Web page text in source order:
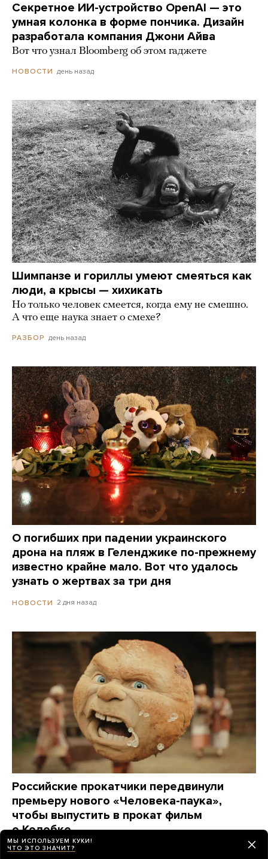
Секретное ИИ-устройство OpenAI — это
умная колонка в форме пончика. Дизайн
разработала компания Джони Айва
Вот что узнал Bloomberg об этом гаджете
НОВОСТИ день назад
Шимпанзе и гориллы умеют смеяться как
люди, а крысы — хихикать
Но только человек смеется, когда ему не смешно.
А что еще наука знает о смехе?
РАЗБОР день назад
О погибших при падении украинского
дрона на пляж в Геленджике по-прежнему
известно крайне мало. Вот что удалось
узнать о жертвах за три дня
НОВОСТИ 2 дня назад
Российские прокатчики передвинули
премьеру нового «Человека-паука»,
чтобы выпустить в прокат фильм
о Колобке
Зрители обрушили его рейтинг еще до премьеры.
МЫ ИСПОЛЬЗУЕМ КУКИ!
ЧТО ЭТО ЗНАЧИТ?